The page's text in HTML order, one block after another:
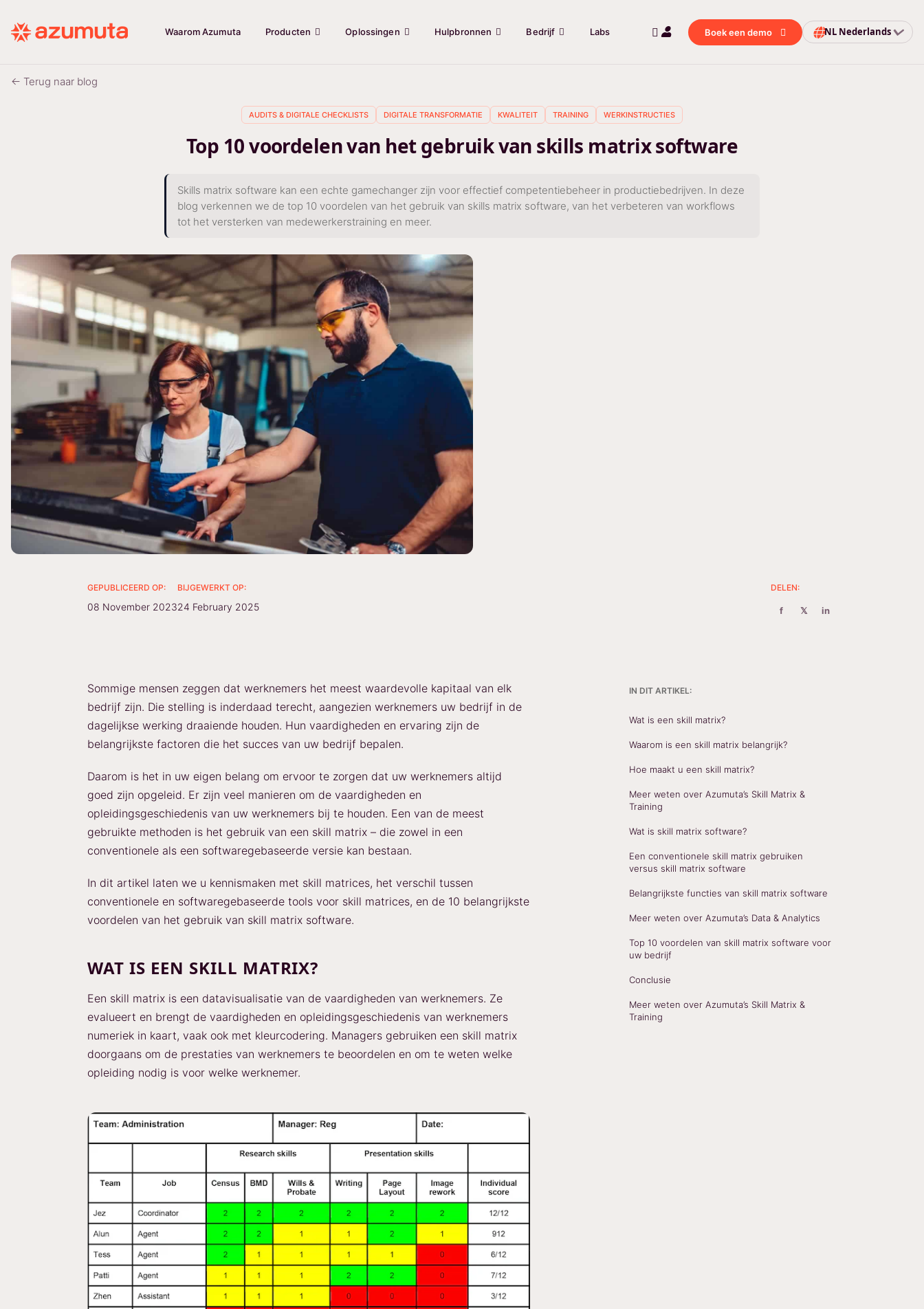
Waarom Azumuta Producten Oplossingen Hulpbronnen Bedrijf Labs Boek een demo NL Nederlands
← Terug naar blog
AUDITS & DIGITALE CHECKLISTS DIGITALE TRANSFORMATIE KWALITEIT TRAINING WERKINSTRUCTIES
Top 10 voordelen van het gebruik van skills matrix software
Skills matrix software kan een echte gamechanger zijn voor effectief competentiebeheer in productiebedrijven. In deze
blog verkennen we de top 10 voordelen van het gebruik van skills matrix software, van het verbeteren van workflows
tot het versterken van medewerkerstraining en meer.
GEPUBLICEERD OP:
08 November 2023
BIJGEWERKT OP:
24 February 2025
DELEN:
f 𝕏 in
Sommige mensen zeggen dat werknemers het meest waardevolle kapitaal van elk
bedrijf zijn. Die stelling is inderdaad terecht, aangezien werknemers uw bedrijf in de
dagelijkse werking draaiende houden. Hun vaardigheden en ervaring zijn de
belangrijkste factoren die het succes van uw bedrijf bepalen.
Daarom is het in uw eigen belang om ervoor te zorgen dat uw werknemers altijd
goed zijn opgeleid. Er zijn veel manieren om de vaardigheden en
opleidingsgeschiedenis van uw werknemers bij te houden. Een van de meest
gebruikte methoden is het gebruik van een skill matrix – die zowel in een
conventionele als een softwaregebaseerde versie kan bestaan.
In dit artikel laten we u kennismaken met skill matrices, het verschil tussen
conventionele en softwaregebaseerde tools voor skill matrices, en de 10 belangrijkste
voordelen van het gebruik van skill matrix software.
WAT IS EEN SKILL MATRIX?
Een skill matrix is een datavisualisatie van de vaardigheden van werknemers. Ze
evalueert en brengt de vaardigheden en opleidingsgeschiedenis van werknemers
numeriek in kaart, vaak ook met kleurcodering. Managers gebruiken een skill matrix
doorgaans om de prestaties van werknemers te beoordelen en om te weten welke
opleiding nodig is voor welke werknemer.
IN DIT ARTIKEL:
Wat is een skill matrix?
Waarom is een skill matrix belangrijk?
Hoe maakt u een skill matrix?
Meer weten over Azumuta’s Skill Matrix &
Training
Wat is skill matrix software?
Een conventionele skill matrix gebruiken
versus skill matrix software
Belangrijkste functies van skill matrix software
Meer weten over Azumuta’s Data & Analytics
Top 10 voordelen van skill matrix software voor
uw bedrijf
Conclusie
Meer weten over Azumuta’s Skill Matrix &
Training